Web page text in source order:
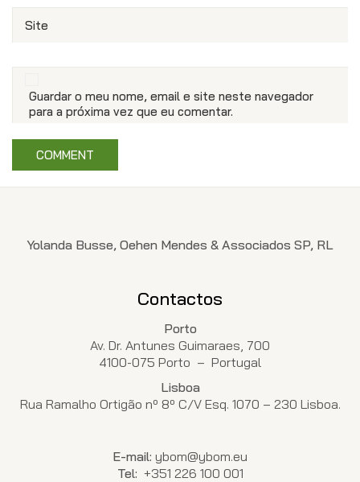
Site
Guardar o meu nome, email e site neste navegador
para a próxima vez que eu comentar.
Yolanda Busse, Oehen Mendes & Associados SP, RL
Contactos
Porto
Av. Dr. Antunes Guimaraes, 700
4100-075 Porto – Portugal
Lisboa
Rua Ramalho Ortigão nº 8º C/V Esq. 1070 – 230 Lisboa.
E-mail: ybom@ybom.eu
Tel: +351 226 100 001